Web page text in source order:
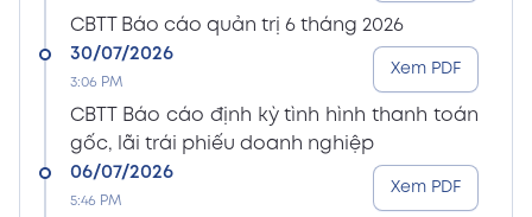
CBTT Báo cáo quản trị 6 tháng 2026
30/07/2026
3:06 PM
CBTT Báo cáo định kỳ tình hình thanh toán
gốc, lãi trái phiếu doanh nghiệp
Xem PDF
06/07/2026
5:46 PM
Xem PDF